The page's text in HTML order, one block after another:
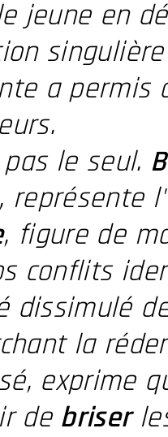
jeune en
a permis
le seul.
représente
, figure de
conflits
dissimulé
la
exprime
de briser